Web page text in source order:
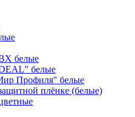
белые
белые
Профиля" белые
плёнке (белые)